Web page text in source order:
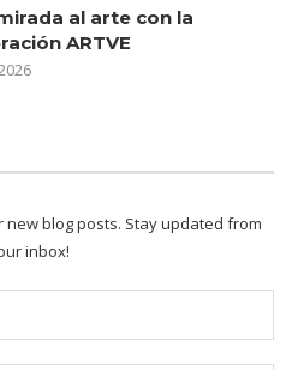
al arte con la
ARTVE
blog posts. Stay updated from
inbox!